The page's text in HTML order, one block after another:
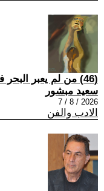
(46) من لم يعبر البحر فليشربه !
سعيد مبشور
2026 / 8 / 7
الادب والفن